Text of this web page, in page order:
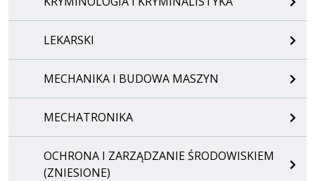
LEKARSKI
MECHANIKA I BUDOWA MASZYN
MECHATRONIKA
OCHRONA I ZARZĄDZANIE ŚRODOWISKIEM
(ZNIESIONE)